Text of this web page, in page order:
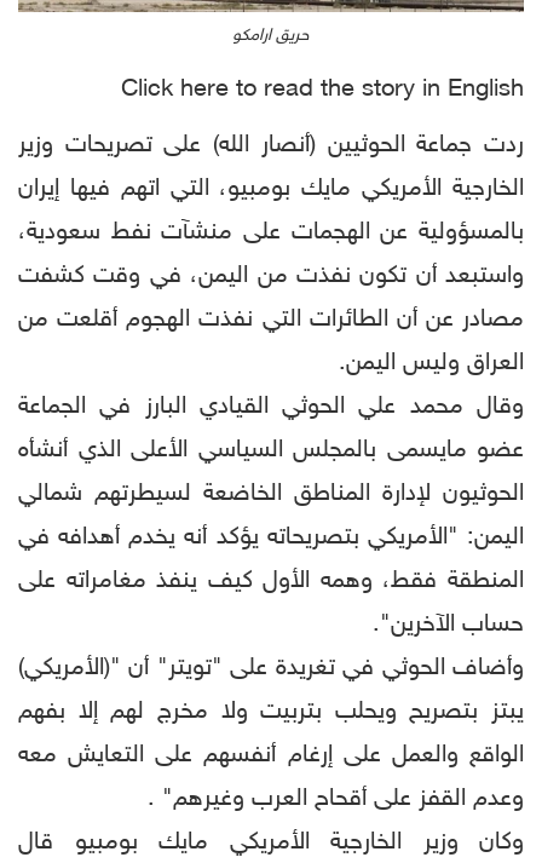
حريق ارامكو
Click here to read the story in English
ردت جماعة الحوثيين (أنصار الله) على تصريحات وزير
الخارجية الأمريكي مايك بومبيو، التي اتهم فيها إيران
بالمسؤولية عن الهجمات على منشآت نفط سعودية،
واستبعد أن تكون نفذت من اليمن، في وقت كشفت
مصادر عن أن الطائرات التي نفذت الهجوم أقلعت من
العراق وليس اليمن.
وقال محمد علي الحوثي القيادي البارز في الجماعة
عضو مايسمى بالمجلس السياسي الأعلى الذي أنشأه
الحوثيون لإدارة المناطق الخاضعة لسيطرتهم شمالي
اليمن: "الأمريكي بتصريحاته يؤكد أنه يخدم أهدافه في
المنطقة فقط، وهمه الأول كيف ينفذ مغامراته على
حساب الآخرين".
وأضاف الحوثي في تغريدة على "تويتر" أن "(الأمريكي)
يبتز بتصريح ويحلب بتربيت ولا مخرج لهم إلا بفهم
الواقع والعمل على إرغام أنفسهم على التعايش معه
وعدم القفز على أقحاح العرب وغيرهم" .
وكان وزير الخارجية الأمريكي مايك بومبيو قال